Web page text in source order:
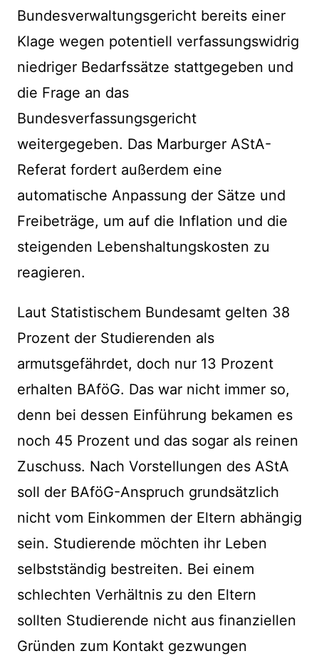
Bundesverwaltungsgericht bereits einer
Klage wegen potentiell verfassungswidrig
niedriger Bedarfssätze stattgegeben und
die Frage an das
Bundesverfassungsgericht
weitergegeben. Das Marburger AStA-
Referat fordert außerdem eine
automatische Anpassung der Sätze und
Freibeträge, um auf die Inflation und die
steigenden Lebenshaltungskosten zu
reagieren.
Laut Statistischem Bundesamt gelten 38
Prozent der Studierenden als
armutsgefährdet, doch nur 13 Prozent
erhalten BAföG. Das war nicht immer so,
denn bei dessen Einführung bekamen es
noch 45 Prozent und das sogar als reinen
Zuschuss. Nach Vorstellungen des AStA
soll der BAföG-Anspruch grundsätzlich
nicht vom Einkommen der Eltern abhängig
sein. Studierende möchten ihr Leben
selbstständig bestreiten. Bei einem
schlechten Verhältnis zu den Eltern
sollten Studierende nicht aus finanziellen
Gründen zum Kontakt gezwungen